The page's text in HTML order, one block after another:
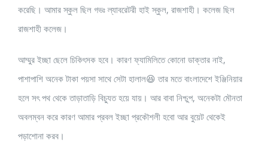
করেছি। আমার স্কুল ছিল গভঃ ল্যাবরেটরী হাই স্কুল, রাজশাহী। কলেজ ছিল
রাজশাহী কলেজ।
আম্মুর ইচ্ছা ছেলে চিকিৎসক হবে। কারণ ফ্যামিলিতে কোনো ডাক্তার নাই,
পাশাপাশি অনেক টাকা পয়সা সাথে সেটা হালাল😆 তার মতে বাংলাদেশে ইঞ্জিনিয়ার
হলে সৎ পথ থেকে তাড়াতাড়ি বিচ্যুত হয়ে যায়। আর বাবা নিশ্চুপ, অনেকটা মৌনতা
অবলম্বন করে কারণ আমার প্রবল ইচ্ছা প্রকৌশলী হবো আর বুয়েট থেকেই
পড়াশোনা করব।